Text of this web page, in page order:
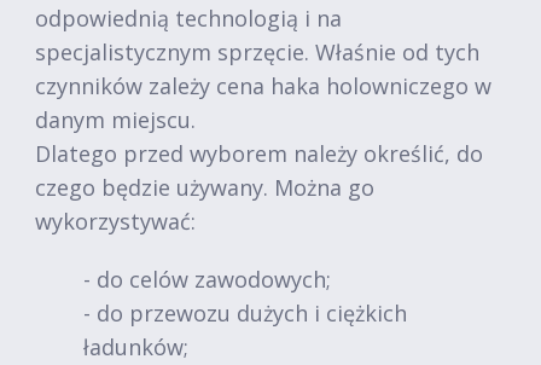
odpowiednią technologią i na
specjalistycznym sprzęcie. Właśnie od tych
czynników zależy cena haka holowniczego w
danym miejscu.
Dlatego przed wyborem należy określić, do
czego będzie używany. Można go
wykorzystywać:
- do celów zawodowych;
- do przewozu dużych i ciężkich
ładunków;